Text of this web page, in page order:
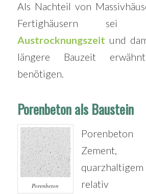
Als Nachteil von
Fertighäusern
Austrocknungszeit und
längere Bauzeit
benötigen.
Porenbeton als Baustein
Porenbeton
Zement,
quarzhaltigem